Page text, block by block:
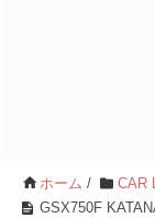
ホーム / CAR
GSX750F